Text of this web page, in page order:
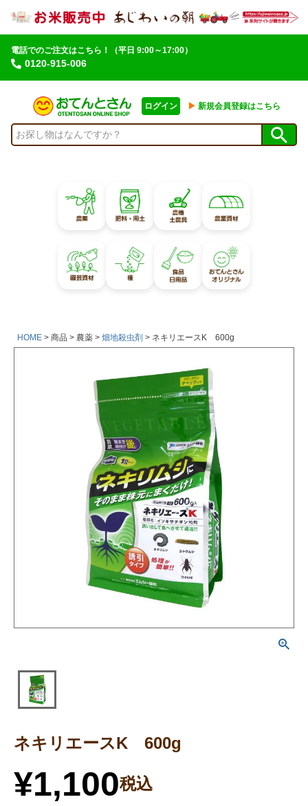
電話でのご注文はこちら！
0120-915-006
（平日 9:00～17:00）
ログイン ▶︎ 新規会員登録はこちら
HOME 商品 農薬 畑地殺虫剤 ネキリエースK 600g
ネキリエースK 600g
¥1,100税込